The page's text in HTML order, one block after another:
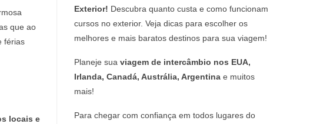
que ao
férias
locais e
Exterior! Descubra quanto custa e como funcionam
cursos no exterior. Veja dicas para escolher os
melhores e mais baratos destinos para sua viagem!
Planeje sua viagem de intercâmbio nos EUA,
Irlanda, Canadá, Austrália, Argentina e muitos
mais!
Para chegar com confiança em todos lugares do